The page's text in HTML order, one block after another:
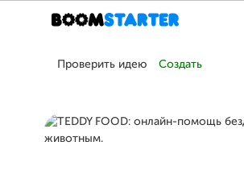
Проверить идею Создать